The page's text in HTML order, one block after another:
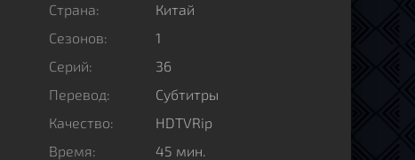
Страна:
Китай
Сезонов:
1
Серий:
36
Перевод:
Субтитры
Качество:
HDTVRip
Время:
45 мин.